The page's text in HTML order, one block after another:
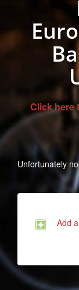
Click here
Unfortunately
Add